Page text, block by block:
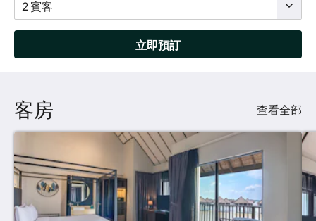
立即預訂
客房 查看全部